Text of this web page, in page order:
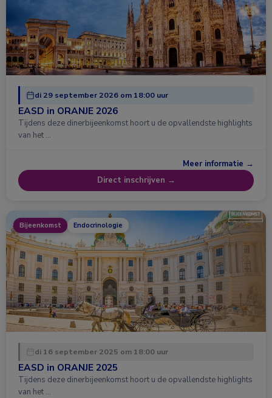
di 29 september 2026 om 18:00 uur
EASD in ORANJE 2026
Tijdens deze dinerbijeenkomst hoort u de opvallendste highlights
van het …
Meer informatie →
Direct inschrijven →
Bijeenkomst Endocrinologie
di 16 september 2025 om 18:00 uur
EASD in ORANJE 2025
Tijdens deze dinerbijeenkomst hoort u de opvallendste highlights
van het …